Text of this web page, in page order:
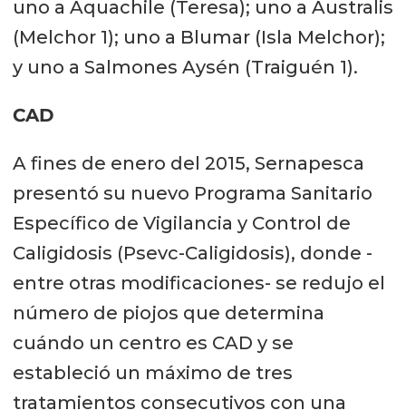
uno a Aquachile (Teresa); uno a Australis
(Melchor 1); uno a Blumar (Isla Melchor);
y uno a Salmones Aysén (Traiguén 1).
CAD
A fines de enero del 2015, Sernapesca
presentó su nuevo Programa Sanitario
Específico de Vigilancia y Control de
Caligidosis (Psevc-Caligidosis), donde -
entre otras modificaciones- se redujo el
número de piojos que determina
cuándo un centro es CAD y se
estableció un máximo de tres
tratamientos consecutivos con una